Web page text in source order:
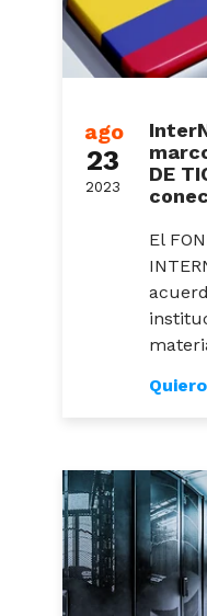
ago
23
2023
DE
El